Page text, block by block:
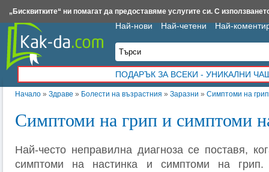
Начало » Здраве » Болести на възрастния » Заразни » Симптоми на
Симптоми на грип и симптоми
Най-често неправилна диагноза се поставя,
симптоми на настинка и симптоми на
Най-нови Най-четени Най-
ПОДАРЪК ЗА ВСЕКИ - УНИКАЛНИ
Insert.bg Framar.bg Kak-da.com Iztochnik.com BauBau.bg NewAge.bg
„Бисквитките“ ни помагат да предоставяме услугите си. С